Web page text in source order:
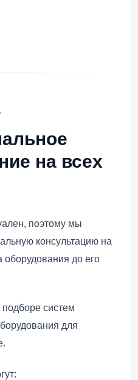
на всех
поэтому мы
консультацию на
до его
систем
для